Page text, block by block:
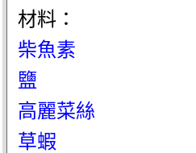
材料：
柴魚素
鹽
高麗菜絲
草蝦